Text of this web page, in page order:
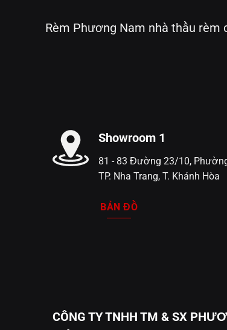
Rèm Phương Nam nhà thầu
Showroom 1
81 - 83 Đường 23/10,
TP. Nha Trang, T. Khánh Hòa
BẢN ĐỒ
CÔNG TY TNHH TM & SX